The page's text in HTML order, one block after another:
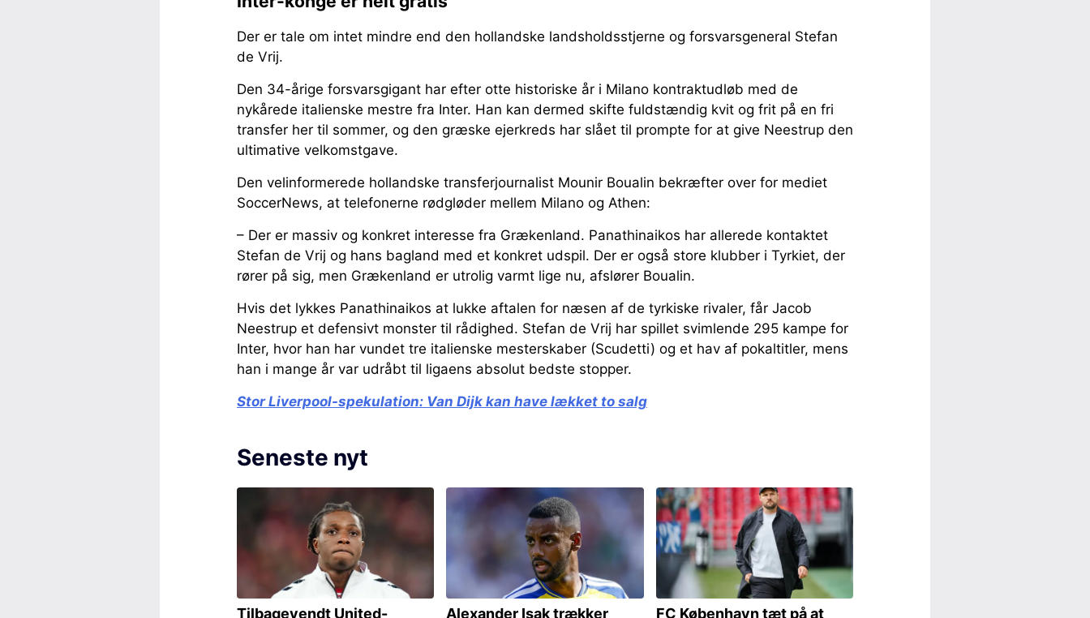
Der er tale om intet mindre end den hollandske landsholdsstjerne og forsvarsgeneral Stefan
de Vrij.
Den 34-årige forsvarsgigant har efter otte historiske år i Milano kontraktudløb med de
nykårede italienske mestre fra Inter. Han kan dermed skifte fuldstændig kvit og frit på en fri
transfer her til sommer, og den græske ejerkreds har slået til prompte for at give Neestrup den
ultimative velkomstgave.
Den velinformerede hollandske transferjournalist Mounir Boualin bekræfter over for mediet
SoccerNews, at telefonerne rødgløder mellem Milano og Athen:
– Der er massiv og konkret interesse fra Grækenland. Panathinaikos har allerede kontaktet
Stefan de Vrij og hans bagland med et konkret udspil. Der er også store klubber i Tyrkiet, der
rører på sig, men Grækenland er utrolig varmt lige nu, afslører Boualin.
Hvis det lykkes Panathinaikos at lukke aftalen for næsen af de tyrkiske rivaler, får Jacob
Neestrup et defensivt monster til rådighed. Stefan de Vrij har spillet svimlende 295 kampe for
Inter, hvor han har vundet tre italienske mesterskaber (Scudetti) og et hav af pokaltitler, mens
han i mange år var udråbt til ligaens absolut bedste stopper.
Stor Liverpool-spekulation: Van Dijk kan have lækket to salg
Seneste nyt